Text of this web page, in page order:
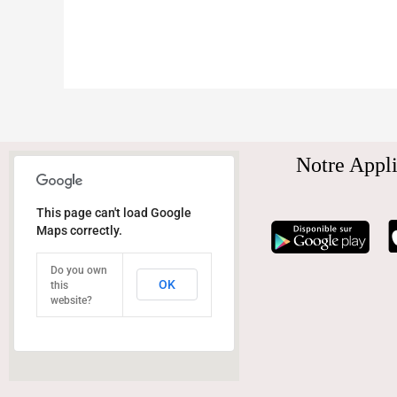
This page can't load Google
Maps correctly.
Do you own
this
website?
OK
Notre